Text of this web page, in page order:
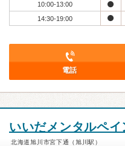
10:00-13:00
14:30-19:00
電話
いいだメンタルペイ
北海道旭川市宮下通（旭川駅）